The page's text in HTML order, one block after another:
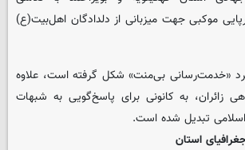
موکبی جهت میزبانی از دلدادگان اهل‌بیت‌(ع)
«خدمت‌رسانی بی‌منت» شکل گرفته است، علاوه
زائران، به کانونی برای پاسخ‌گویی به شبهات
تبدیل شده است.
استان